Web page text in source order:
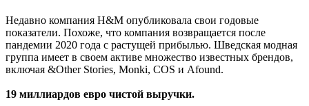
Недавно компания H&M опубликовала свои годовые
показатели. Похоже, что компания возвращается после
пандемии 2020 года с растущей прибылью. Шведская модная
группа имеет в своем активе множество известных брендов,
включая &Other Stories, Monki, COS и Afound.
19 миллиардов евро чистой выручки.